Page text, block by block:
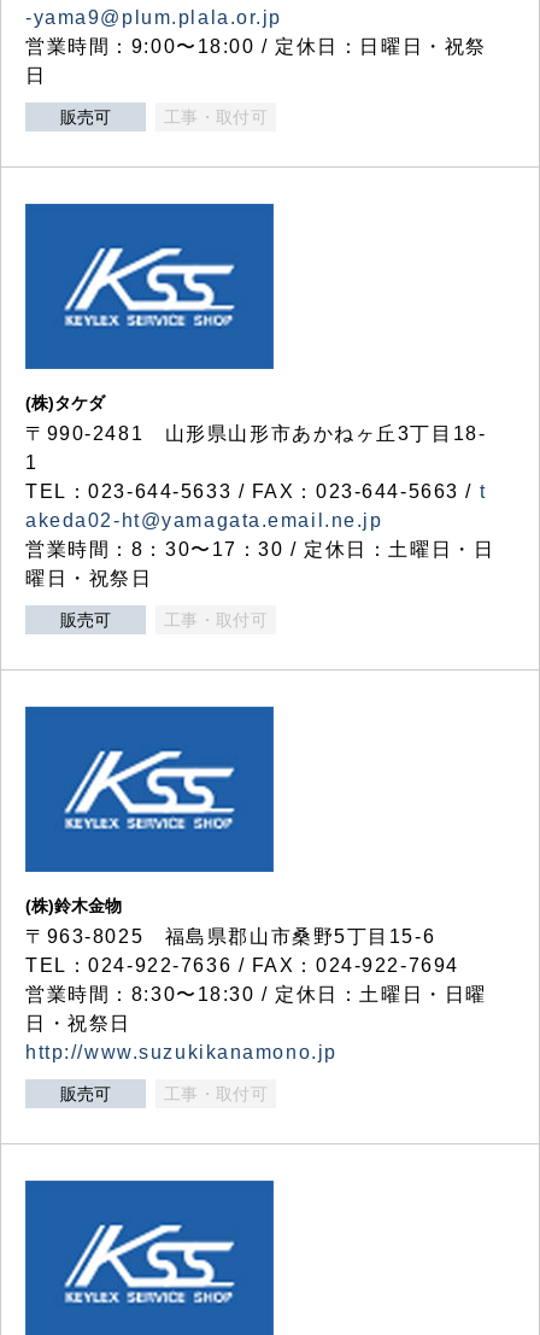
-yama9@plum.plala.or.jp
営業時間：9:00〜18:00 / 定休日：日曜日・祝祭
日
販売可 工事・取付可
(株)タケダ
〒990-2481 山形県山形市あかねヶ丘3丁目18-
1
TEL：023-644-5633 / FAX：023-644-5663 / t
akeda02-ht@yamagata.email.ne.jp
営業時間：8：30〜17：30 / 定休日：土曜日・日
曜日・祝祭日
販売可 工事・取付可
(株)鈴木金物
〒963-8025 福島県郡山市桑野5丁目15-6
TEL：024-922-7636 / FAX：024-922-7694
営業時間：8:30〜18:30 / 定休日：土曜日・日曜
日・祝祭日
http://www.suzukikanamono.jp
販売可 工事・取付可